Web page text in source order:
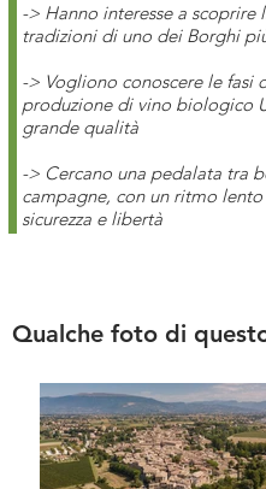
-> Hanno interesse a scoprire
tradizioni di uno dei Borghi
-> Vogliono conoscere le fasi
produzione di vino biologico
grande qualità
-> Cercano una pedalata tra
campagne, con un ritmo
sicurezza e libertà
Qualche foto di